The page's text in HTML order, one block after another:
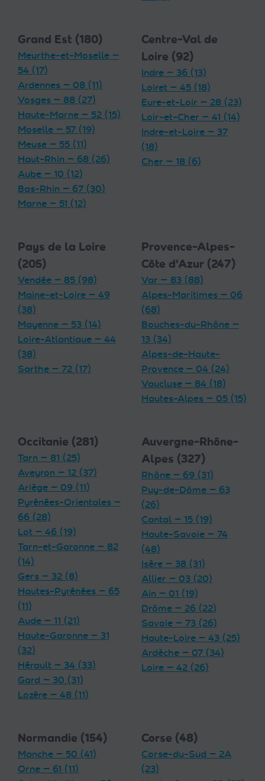
Grand Est (180)
Meurthe-et-Moselle —
54 (17)
Ardennes — 08 (11)
Vosges — 88 (27)
Haute-Marne — 52 (15)
Moselle — 57 (19)
Meuse — 55 (11)
Haut-Rhin — 68 (26)
Aube — 10 (12)
Bas-Rhin — 67 (30)
Marne — 51 (12)
Centre-Val de
Loire (92)
Indre — 36 (13)
Loiret — 45 (18)
Eure-et-Loir — 28 (23)
Loir-et-Cher — 41 (14)
Indre-et-Loire — 37
(18)
Cher — 18 (6)
Pays de la Loire
(205)
Vendée — 85 (98)
Maine-et-Loire — 49
(38)
Mayenne — 53 (14)
Loire-Atlantique — 44
(38)
Sarthe — 72 (17)
Provence-Alpes-
Côte d'Azur (247)
Var — 83 (88)
Alpes-Maritimes — 06
(68)
Bouches-du-Rhône —
13 (34)
Alpes-de-Haute-
Provence — 04 (24)
Vaucluse — 84 (18)
Hautes-Alpes — 05 (15)
Occitanie (281)
Tarn — 81 (25)
Aveyron — 12 (37)
Ariège — 09 (11)
Pyrénées-Orientales —
66 (28)
Lot — 46 (19)
Tarn-et-Garonne — 82
(14)
Gers — 32 (8)
Hautes-Pyrénées — 65
(11)
Aude — 11 (21)
Haute-Garonne — 31
(32)
Hérault — 34 (33)
Gard — 30 (31)
Lozère — 48 (11)
Auvergne-Rhône-
Alpes (327)
Rhône — 69 (31)
Puy-de-Dôme — 63
(26)
Cantal — 15 (19)
Haute-Savoie — 74
(48)
Isère — 38 (31)
Allier — 03 (20)
Ain — 01 (19)
Drôme — 26 (22)
Savoie — 73 (26)
Haute-Loire — 43 (25)
Ardèche — 07 (34)
Loire — 42 (26)
Normandie (154)
Manche — 50 (41)
Orne — 61 (11)
Corse (48)
Corse-du-Sud — 2A
(23)